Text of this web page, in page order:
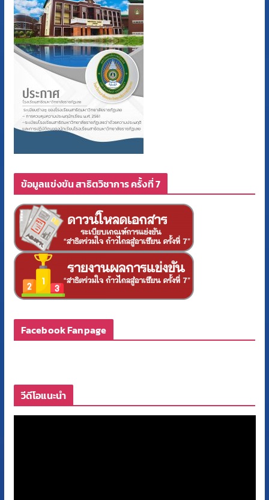
ข้อมูลแข่งขัน สาธิตวิชาการ ครั้งที่ 7
Facebook Fanpage
วีดีโอแนะนำ